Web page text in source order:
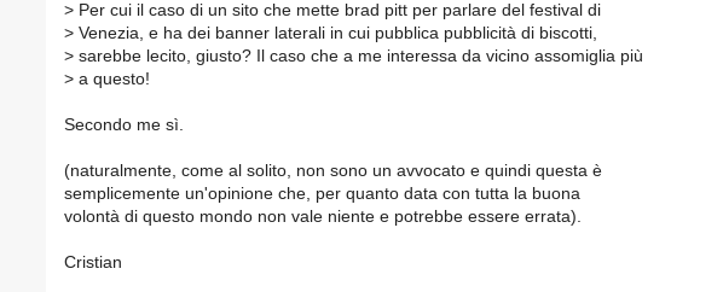
> Per cui il caso di un sito che mette brad pitt per parlare del festival di
> Venezia, e ha dei banner laterali in cui pubblica pubblicità di biscotti,
> sarebbe lecito, giusto? Il caso che a me interessa da vicino assomiglia più
> a questo!
Secondo me sì.
(naturalmente, come al solito, non sono un avvocato e quindi questa è
semplicemente un'opinione che, per quanto data con tutta la buona
volontà di questo mondo non vale niente e potrebbe essere errata).
Cristian